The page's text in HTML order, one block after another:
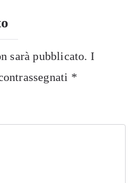
sarà pubblicato. I
*